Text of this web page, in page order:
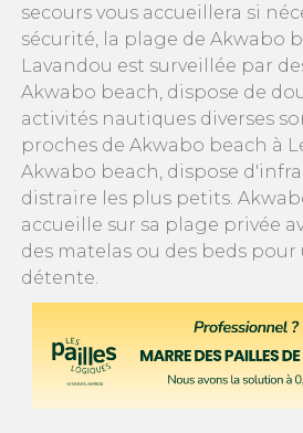
secours vous accueillera si
sécurité, la plage de Akwabo
Lavandou est surveillée par
Akwabo beach, dispose de
activités nautiques diverses
proches de Akwabo beach à
Akwabo beach, dispose
distraire les plus petits.
accueille sur sa plage privée
des matelas ou des beds
détente.